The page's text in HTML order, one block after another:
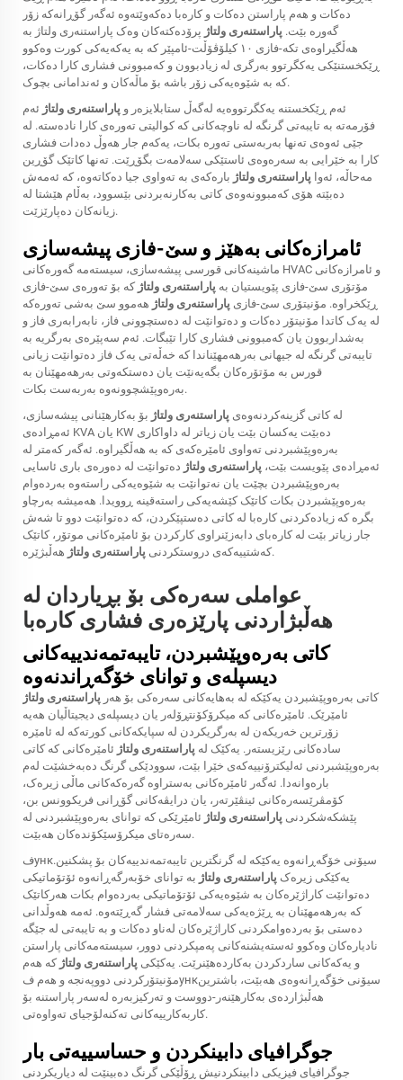
دەکات و ھەم پاراستن دەکات و کارەبا دەکەوێتەوە ئەگەر گۆڕانەکە زۆر
گەورە بێت. پاراستنەری ولتاژ پرۆدەکتەکان وەک پاراستنەری ولتاژ بە
هەڵگیراوەی تکە-فازی ١٠ کیلۆڤۆڵت-ئامپێر کە بە یەکەیەکی کورت وەکوو
ڕێکخستنێکی یەکگرتوو بەرگری لە زیادبوون و کەمبوونی فشاری کارا دەکات،
کە بە شێوەیەکی زۆر باشە بۆ ماڵەکان و ئەندامانی بچوک.
ئەم ڕێکخستنە یەکگرتووەیە لەگەڵ ستابلایزەر و پاراستنەری ولتاژ ئەم
فۆرمەتە بە تایبەتی گرنگە لە ناوچەکانی کە کوالیتی تەورەی کارا نادەستە. لە
جێی ئەوەی تەنها بەربەستی تەورە بکات، یەکەم جار هەوڵ دەدات فشاری
کارا بە خێرایی بە سەرەوەی ئاستێکی سەلامەت بگۆڕێت. تەنها کاتێک گۆڕین
مەحاڵە، ئەوا پاراستنەری ولتاژ بارەکەی بە تەواوی جیا دەکاتەوە، کە ئەمەش
دەبێتە هۆی کەمبوونەوەی کاتی بەکارنەبردنی بێسوود، بەڵام هێشتا لە
زیانەکان دەپارێزێت.
ئامرازەکانی بەهێز و سێ-فازی پیشەسازی
ماشینەکانی قورسی پیشەسازی، سیستەمە گەورەکانی HVAC و ئامرازەکانی
مۆتۆری سێ-فازی پێویستیان بە پاراستنەری ولتاژکە بۆ تەورەی سێ-فازی
ڕێکخراوە. مۆنیتۆری سێ-فازی پاراستنەری ولتاژ هەموو سێ بەشی تەورەکە
لە یەک کاتدا مۆنیتۆر دەکات و دەتوانێت لە دەستچوونی فاز، نابەرابەری فاز و
بەشداربوون یان کەمبوونی فشاری کارا تێبگات. ئەم سەپێرەی بەرگریە بە
تایبەتی گرنگە لە جیھانی بەرھەمھێناندا کە خەڵەتی یەک فاز دەتوانێت زیانی
قورس بە مۆتۆرەکان بگەیەنێت یان دەستکەوتی بەرھەمھێنان بە
بەرەوپێشچوونەوە بەربەست بکات.
لە کاتی گزینەکردنەوەی پاراستنەری ولتاژ بۆ بەکارهێنانی پیشەسازی،
ئەمڕادەی KVA یان KW دەبێت یەکسان بێت یان زیاتر لە داواکاری
بەرەوپێشبردنی تەواوی ئامێرەکەی کە بە هەڵگیراوە. ئەگەر کەمتر لە
ئەمڕادەی پێویست بێت، پاراستنەری ولتاژ دەتوانێت لە دەورەی باری ئاسایی
بەرەوپێشبردن بچێت یان نەتوانێت بە شێوەیەکی راستەوە بەردەوام
بەرەوپێشبردن بکات کاتێک کێشەیەکی راستەقینە ڕوویدا. هەمیشە بەرچاو
بگرە کە زیادەکردنی کارەبا لە کاتی دەستپێکردن، کە دەتوانێت دوو تا شەش
جار زیاتر بێت لە کارەبای دابەزێنراوی کارکردن بۆ ئامێرەکانی موتۆر، کاتێک
کەشتییەکەی دروستکردنی پاراستنەری ولتاژ هەڵبژێرە.
عواملی سەرەکی بۆ بڕیاردان لە
هەڵبژاردنی پارێزەری فشاری کارەبا
کاتی بەرەوپێشبردن، تایبەتمەندییەکانی
دیسپلەی و توانای خۆگەڕاندنەوە
کاتی بەرەوپێشبردن یەکێکە لە بەهایەکانی سەرەکی بۆ هەر پاراستنەری ولتاژ
ئامێرێک. ئامێرەکانی کە میکرۆکۆنتڕۆلەر یان دیسپلەی دیجیتاڵیان هەیە
زۆرترین خەریکەن لە بەرگریکردن لە سپایکەکانی کورتەکە لە ئامێرە
سادەکانی رێزیستەر. یەکێک لە پاراستنەری ولتاژ ئامێرەکانی کە کاتی
بەرەوپێشبردنی ئەلیکترۆنییەکەی خێرا بێت، سوودێکی گرنگ دەبەخشێت لەم
بارەوانەدا. ئەگەر ئامێرەکانی بەستراوە گەرەکەکانی ماڵی زیرەک،
کۆمڤرێسەرەکانی ئینڤێرتەر، یان درایڤەکانی گۆڕانی فریکوونس بن،
پێشکەشکردنی پاراستنەری ولتاژ ئامێرێکی کە توانای بەرەوپێشبردنی لە
سەرەتای میکرۆسێکۆندەکان هەبێت.
فункسیۆنی خۆگەڕانەوە یەکێکە لە گرنگترین تایبەتمەندییەکان بۆ پشکنین.
یەکێکی زیرەک پاراستنەری ولتاژ بە توانای خۆبەرگەڕانەوە ئۆتۆماتیکی
دەتوانێت کاراژێرەکان بە شێوەیەکی ئۆتۆماتیکی بەردەوام بکات هەرکاتێک
کە بەرھەمھێنان بە ڕێژەیەکی سەلامەتی فشار گەڕێتەوە. ئەمە هەوڵدانی
دەستی بۆ بەردەوامکردنی کاراژێرەکان لەناو دەکات و بە تایبەتی لە جێگە
نادیارەکان وەکوو ئەستەیشنەکانی پەمپکردنی دوور، سیستەمەکانی پاراستن
و یەکەکانی ساردکردن بەکاردەھێنرێت. یەکێکی پاراستنەری ولتاژکە هەم
مۆنیتۆرکردنی دووپەنجە و هەم فункسیۆنی خۆگەڕانەوەی ھەبێت، باشترین
هەڵبژاردەی بەکارھێنەر-دووست و تەرکیزبەرە لەسەر پاراستنە بۆ
کاربەکارییەکانی تەکنەلۆجیای تەواوەتی.
جوگرافیای دابینکردن و حساسییەتی بار
جوگرافیای فیزیکی دابینکردنیش ڕۆڵێکی گرنگ دەبینێت لە دیاریکردنی